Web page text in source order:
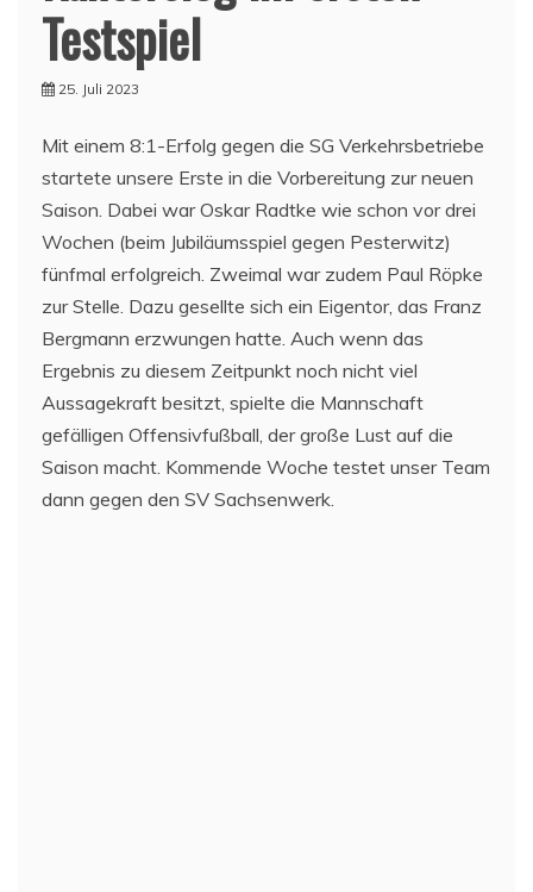
Testspiel
25. Juli 2023
Mit einem 8:1-Erfolg gegen die SG Verkehrsbetriebe
startete unsere Erste in die Vorbereitung zur neuen
Saison. Dabei war Oskar Radtke wie schon vor drei
Wochen (beim Jubiläumsspiel gegen Pesterwitz)
fünfmal erfolgreich. Zweimal war zudem Paul Röpke
zur Stelle. Dazu gesellte sich ein Eigentor, das Franz
Bergmann erzwungen hatte. Auch wenn das
Ergebnis zu diesem Zeitpunkt noch nicht viel
Aussagekraft besitzt, spielte die Mannschaft
gefälligen Offensivfußball, der große Lust auf die
Saison macht. Kommende Woche testet unser Team
dann gegen den SV Sachsenwerk.